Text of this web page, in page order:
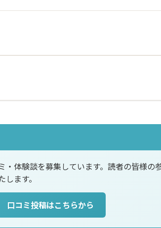
・体験談を募集しています。読者の皆様の
ます。
口コミ投稿はこちらから